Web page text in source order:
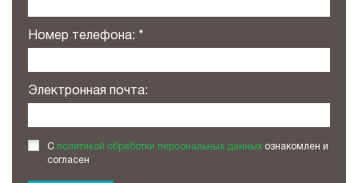
Номер телефона:
Электронная почта:
С политикой обработки персональных данных ознакомлен и
согласен